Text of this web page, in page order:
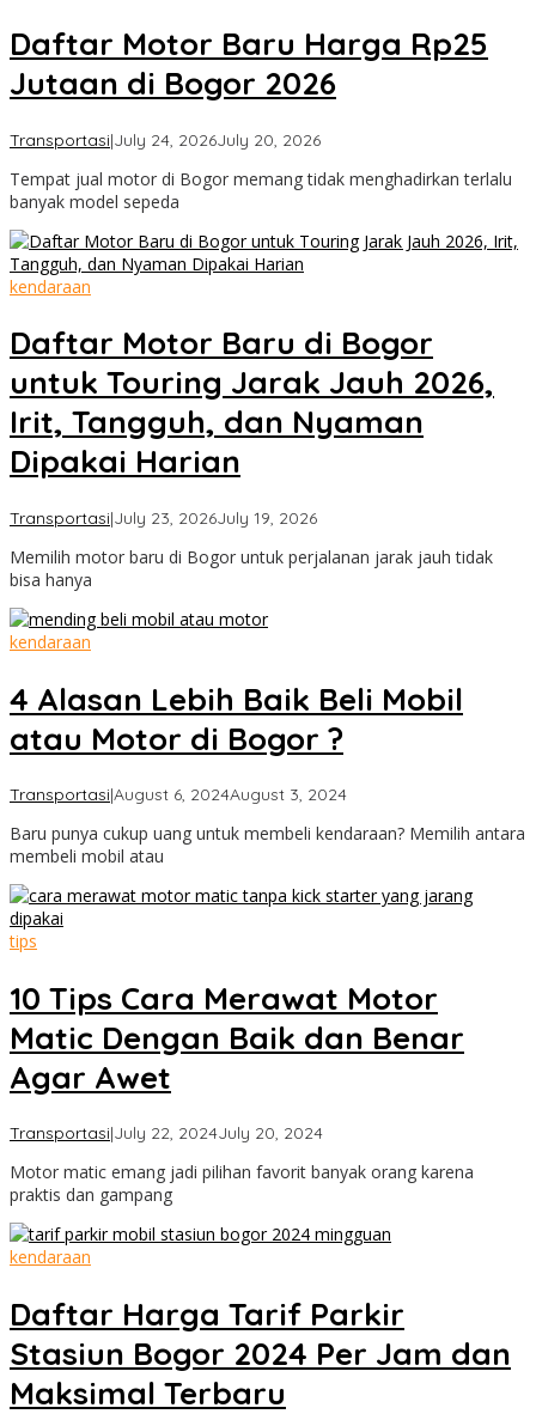
Daftar Motor Baru Harga Rp25
Jutaan di Bogor 2026
Transportasi|July 24, 2026July 20, 2026by
Bogor
Tempat jual motor di Bogor memang tidak menghadirkan terlalu
banyak model sepeda
kendaraan
Daftar Motor Baru di Bogor
untuk Touring Jarak Jauh 2026,
Irit, Tangguh, dan Nyaman
Dipakai Harian
Transportasi|July 23, 2026July 19, 2026by
Bogor
Memilih motor baru di Bogor untuk perjalanan jarak jauh tidak
bisa hanya
kendaraan
4 Alasan Lebih Baik Beli Mobil
atau Motor di Bogor ?
Transportasi|August 6, 2024August 3, 2024by
Bogor
Baru punya cukup uang untuk membeli kendaraan? Memilih antara
membeli mobil atau
tips
10 Tips Cara Merawat Motor
Matic Dengan Baik dan Benar
Agar Awet
Transportasi|July 22, 2024July 20, 2024by
Bogor
Motor matic emang jadi pilihan favorit banyak orang karena
praktis dan gampang
kendaraan
Daftar Harga Tarif Parkir
Stasiun Bogor 2024 Per Jam dan
Maksimal Terbaru